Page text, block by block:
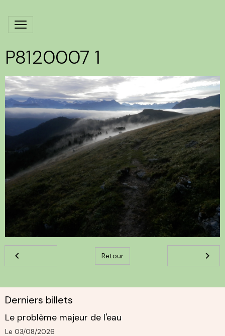
P8120007 1
Retour
Derniers billets
Le problème majeur de l'eau
Le 03/08/2026